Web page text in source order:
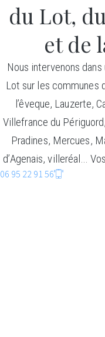
du Lot,
et de
Nous intervenons
Lot sur les communes
l’êveque, Lauzerte,
Villefrance du
Pradines, Mercues,
d’Agenais, villeréal…
06 95 22 91 56